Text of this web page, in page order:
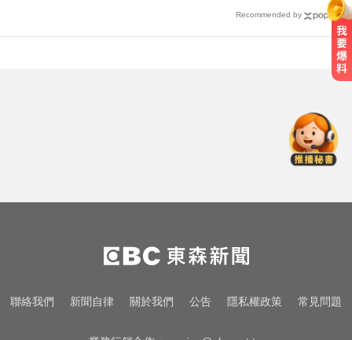
Recommended by
蔣：六日恐有豪雨
高雄夜班保全滑撞護欄 車停路邊
「折腰倒副駕」亡！
新北人妻曬內褲被沾「嘉明」！竟
聯絡我們 新聞自律 關於我們 公告 隱私權政策 常見問題